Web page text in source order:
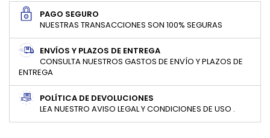
PAGO SEGURO
NUESTRAS TRANSACCIONES SON 100% SEGURAS
ENVÍOS Y PLAZOS DE ENTREGA
CONSULTA NUESTROS GASTOS DE ENVÍO Y PLAZOS DE
ENTREGA
POLÍTICA DE DEVOLUCIONES
LEA NUESTRO AVISO LEGAL Y CONDICIONES DE USO .